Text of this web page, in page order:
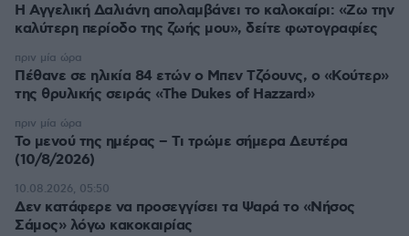
Η Αγγελική Δαλιάνη απολαμβάνει το καλοκαίρι: «Ζω την
καλύτερη περίοδο της ζωής μου», δείτε φωτογραφίες
Πέθανε σε ηλικία 84 ετών ο Μπεν Τζόουνς, ο «Κούτερ»
της θρυλικής σειράς «The Dukes of Hazzard»
πριν μία ώρα
Το μενού της ημέρας – Τι τρώμε σήμερα Δευτέρα
(10/8/2026)
πριν μία ώρα
Δεν κατάφερε να προσεγγίσει τα Ψαρά το «Νήσος
Σάμος» λόγω κακοκαιρίας
10.08.2026, 05:50